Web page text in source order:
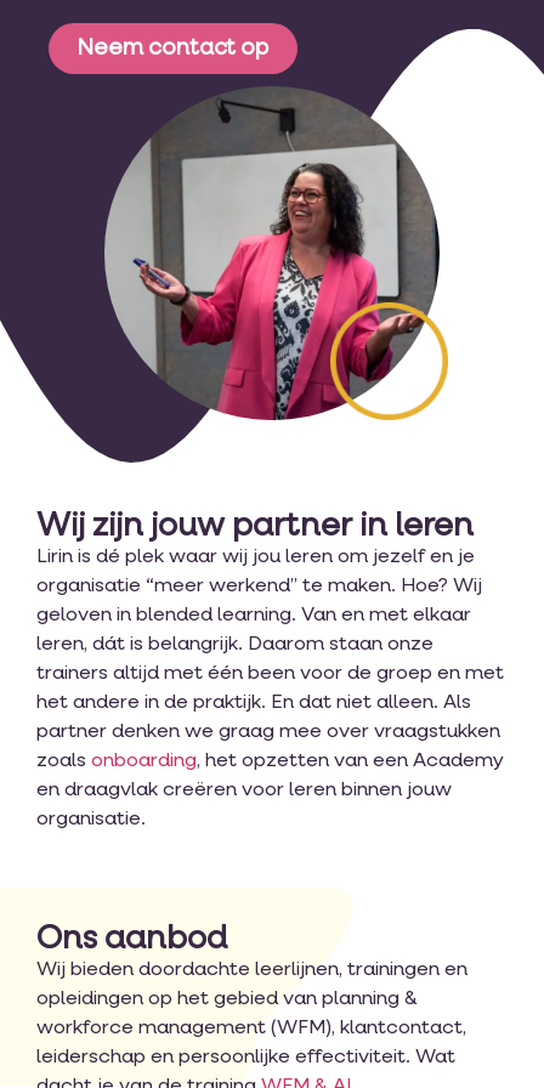
Neem contact op
Wij zijn jouw partner in leren
Lirin is dé plek waar wij jou leren om jezelf en je
organisatie “meer werkend” te maken. Hoe? Wij
geloven in blended learning. Van en met elkaar
leren, dát is belangrijk. Daarom staan onze
trainers altijd met één been voor de groep en met
het andere in de praktijk. En dat niet alleen. Als
partner denken we graag mee over vraagstukken
zoals onboarding, het opzetten van een Academy
en draagvlak creëren voor leren binnen jouw
organisatie.
Ons aanbod
Wij bieden doordachte leerlijnen, trainingen en
opleidingen op het gebied van planning &
workforce management (WFM), klantcontact,
leiderschap en persoonlijke effectiviteit. Wat